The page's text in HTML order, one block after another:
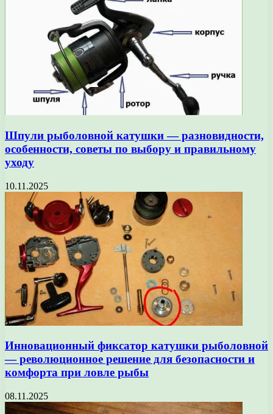
Шпули рыболовной катушки — разновидности,
особенности, советы по выбору и правильному
уходу
10.11.2025
Инновационный фиксатор катушки рыболовной
— революционное решение для безопасности и
комфорта при ловле рыбы
08.11.2025